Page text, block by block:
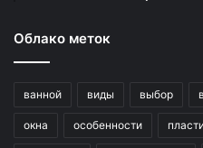
Облако меток
ванной виды выбор
окна особенности